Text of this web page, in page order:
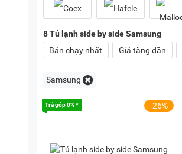
8Tủ lạnh side by side Samsung
Bán chạy nhất
Giá tăng dần
Samsung
Trả góp 0% * -26%